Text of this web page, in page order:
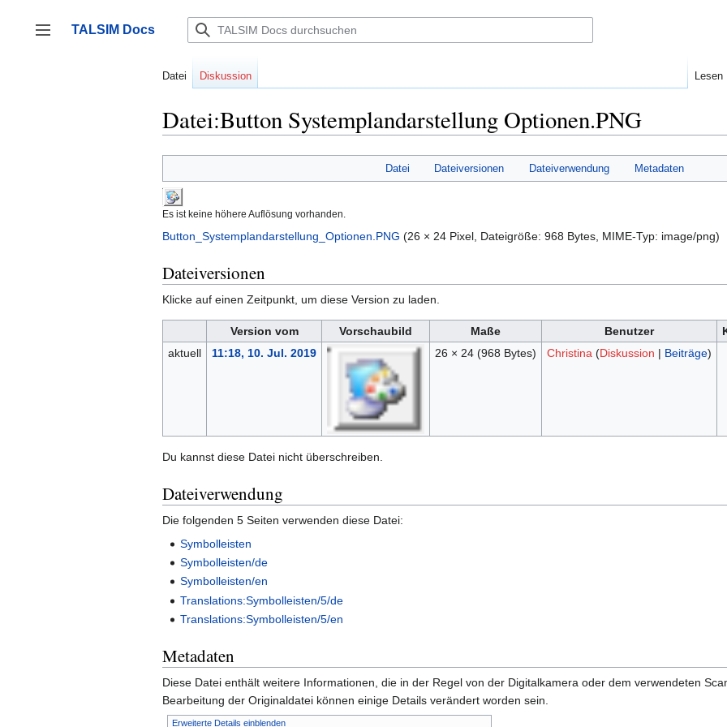
springen
Seitenleiste umschalten
TALSIM Docs
Datei Diskussion Lesen
Datei:Button Systemplandarstellung Optionen.PNG
Datei Dateiversionen Dateiverwendung Metadaten
Es ist keine höhere Auflösung vorhanden.
Button_Systemplandarstellung_Optionen.PNG (26 × 24 Pixel, Dateigröße: 968 Bytes, MIME-Typ: image/png)
Dateiversionen
Klicke auf einen Zeitpunkt, um diese Version zu laden.
Version vom Vorschaubild Maße Benutzer
aktuell
11:18, 10. Jul. 2019 26 × 24 (968 Bytes) Christina (Diskussion | Beiträge)
Du kannst diese Datei nicht überschreiben.
Dateiverwendung
Die folgenden 5 Seiten verwenden diese Datei:
Symbolleisten
Symbolleisten/de
Symbolleisten/en
Translations:Symbolleisten/5/de
Translations:Symbolleisten/5/en
Metadaten
Diese Datei enthält weitere Informationen, die in der Regel von der Digitalkamera oder dem verwendeten
Bearbeitung der Originaldatei können einige Details verändert worden sein.
Erweiterte Details einblenden